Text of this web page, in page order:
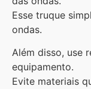
Esse truque
ondas.
Além disso, use
equipamento.
Evite materiais